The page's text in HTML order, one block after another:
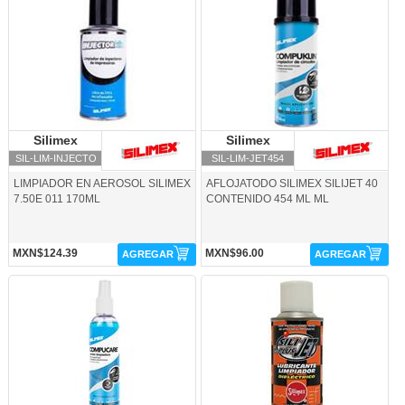
Silimex
SIL-LIM-INJECTO
LIMPIADOR EN AEROSOL SILIMEX
7.50E 011 170ML
MXN$124.39 AGREGAR
Silimex
SIL-LIM-JET454
AFLOJATODO SILIMEX SILIJET 40
CONTENIDO 454 ML ML
MXN$96.00 AGREGAR
SIL-LIM-LOCION-Silimex SIL-LIM-SILIJET-Silimex